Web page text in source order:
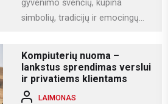
gyvenimo švenčių, kupina
simbolių, tradicijų ir emocingų
vestuvių...
Kompiuterių nuoma –
lankstus sprendimas verslui
ir privatiems klientams
LAIMONAS